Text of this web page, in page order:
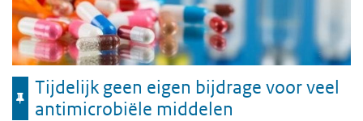
Tijdelijk geen eigen bijdrage voor veel
antimicrobiële middelen